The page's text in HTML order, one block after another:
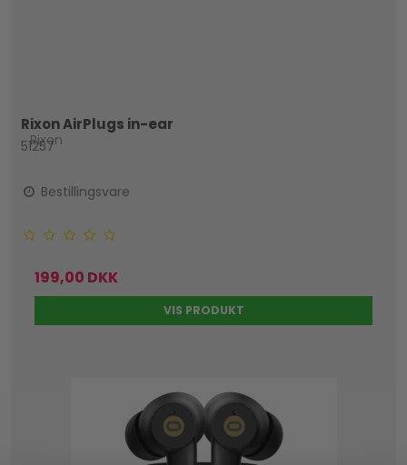
Rixon AirPlugs in-ear
Rixon
51257
Bestillingsvare
199,00 DKK
VIS PRODUKT